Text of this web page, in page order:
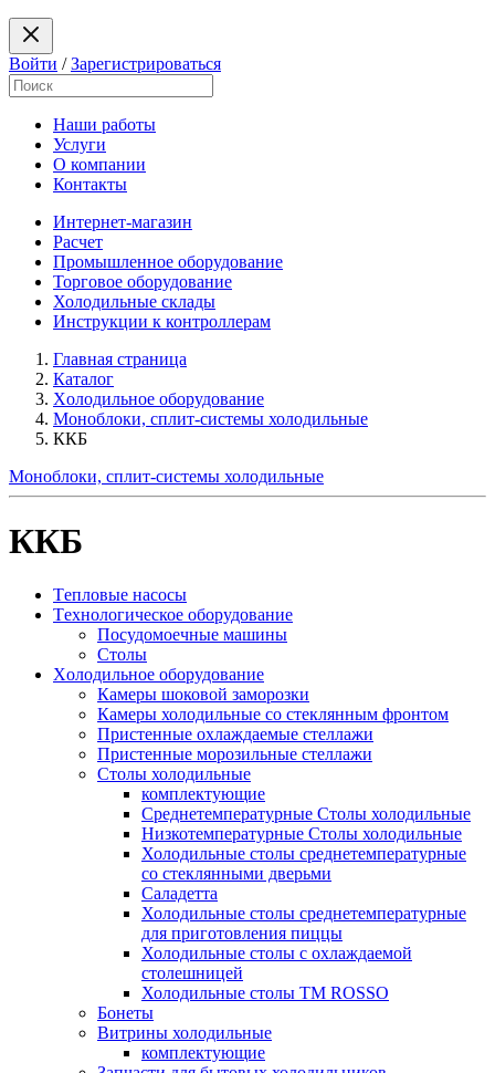
Войти /Зарегистрироваться
Наши работы
Услуги
О компании
Контакты
Интернет-магазин
Расчет
Промышленное оборудование
Торговое оборудование
Холодильные склады
Инструкции к контроллерам
Главная страница
Каталог
Xолодильное оборудование
Моноблоки, сплит-системы холодильные
ККБ
Моноблоки, сплит-системы холодильные
ККБ
Tепловые насосы
Tехнологическое оборудование
Посудомоечные машины
Столы
Xолодильное оборудование
Камеры шоковой заморозки
Камеры холодильные со стеклянным фронтом
Пристенные охлаждаемые стеллажи
Пристенные морозильные стеллажи
Столы холодильные
комплектующие
Среднетемпературные Столы холодильные
Низкотемпературные Столы холодильные
Холодильные столы среднетемпературные
со стеклянными дверьми
Саладетта
Холодильные столы среднетемпературные
для приготовления пиццы
Холодильные столы с охлаждаемой
столешницей
Холодильные столы ТМ ROSSO
Бонеты
Витрины холодильные
комплектующие